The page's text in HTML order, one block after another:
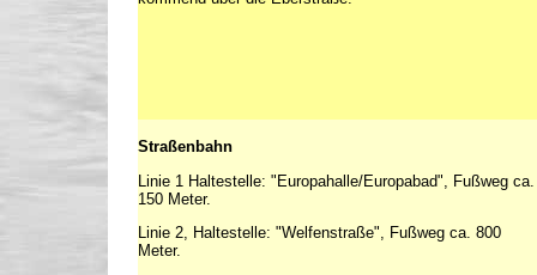
Straßenbahn
Linie 1 Haltestelle: "Europahalle/Europabad", Fußweg ca.
150 Meter.
Linie 2, Haltestelle: "Welfenstraße", Fußweg ca. 800
Meter.